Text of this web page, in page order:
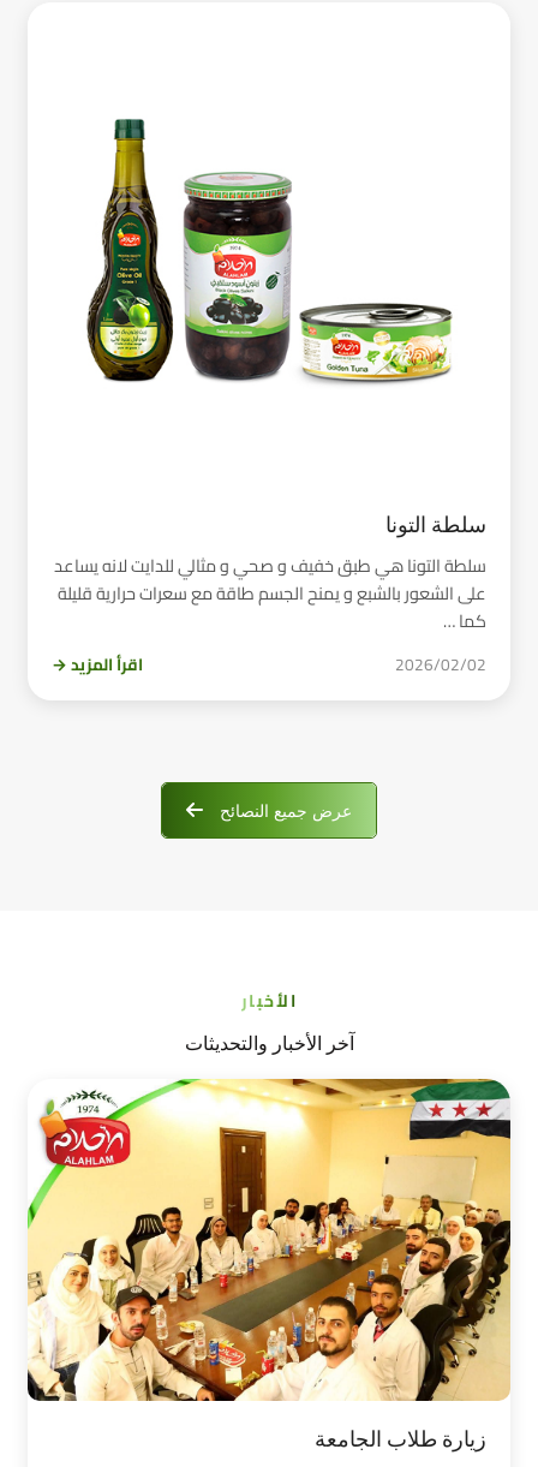
سلطة التونا
سلطة التونا هي طبق خفيف و صحي و مثالي للدايت لانه يساعد
على الشعور بالشبع و يمنح الجسم طاقة مع سعرات حرارية قليلة
كما …
2026/02/02 اقرأ المزيد →
عرض جميع النصائح
الأخبار
آخر الأخبار والتحديثات
زيارة طلاب الجامعة